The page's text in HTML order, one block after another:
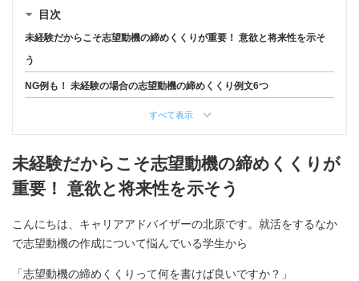
目次
未経験だからこそ志望動機の締めくくりが重要！ 意欲と将来性を示そ
う
NG例も！ 未経験の場合の志望動機の締めくくり例文6つ
すべて表示
未経験だからこそ志望動機の締めくくりが
重要！ 意欲と将来性を示そう
こんにちは、キャリアアドバイザーの北原です。就活をするなか
で志望動機の作成について悩んでいる学生から
「志望動機の締めくくりって何を書けば良いですか？」